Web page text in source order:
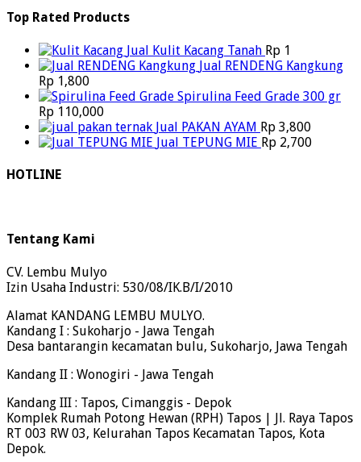
Top Rated Products
Jual Kulit Kacang Tanah Rp 1
Jual RENDENG Kangkung
Rp 1,800
Spirulina Feed Grade 300 gr
Rp 110,000
Jual PAKAN AYAM Rp 3,800
Jual TEPUNG MIE Rp 2,700
HOTLINE
Tentang Kami
CV. Lembu Mulyo
Izin Usaha Industri: 530/08/IK.B/I/2010
Alamat KANDANG LEMBU MULYO.
Kandang I : Sukoharjo - Jawa Tengah
Desa bantarangin kecamatan bulu, Sukoharjo, Jawa Tengah
Kandang II : Wonogiri - Jawa Tengah
Kandang III : Tapos, Cimanggis - Depok
Komplek Rumah Potong Hewan (RPH) Tapos | Jl. Raya Tapos
RT 003 RW 03, Kelurahan Tapos Kecamatan Tapos, Kota
Depok.